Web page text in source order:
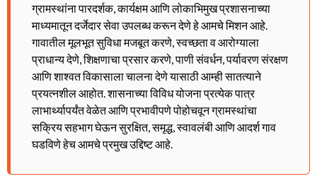
ग्रामस्थांना पारदर्शक, कार्यक्षम आणि लोकाभिमुख प्रशासनाच्या
माध्यमातून दर्जेदार सेवा उपलब्ध करून देणे हे आमचे मिशन आहे.
गावातील मूलभूत सुविधा मजबूत करणे, स्वच्छता व आरोग्याला
प्राधान्य देणे, शिक्षणाचा प्रसार करणे, पाणी संवर्धन, पर्यावरण संरक्षण
आणि शाश्वत विकासाला चालना देणे यासाठी आम्ही सातत्याने
प्रयत्नशील आहोत. शासनाच्या विविध योजना प्रत्येक पात्र
लाभार्थ्यापर्यंत वेळेत आणि प्रभावीपणे पोहोचवून ग्रामस्थांचा
सक्रिय सहभाग घेऊन सुरक्षित, समृद्ध, स्वावलंबी आणि आदर्श गाव
घडविणे हेच आमचे प्रमुख उद्दिष्ट आहे.